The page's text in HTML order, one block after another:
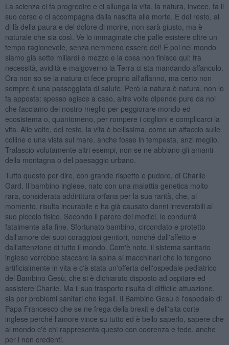
La scienza ci fa progredire e ci allunga la vita, la natura, invece, fa il
suo corso e ci accompagna dalla nascita alla morte. E del resto, al
di là della paura e del dolore di morire, non sarà giusto, ma è
naturale che sia così. Ve lo immaginate che palle esistere oltre un
tempo ragionevole, senza nemmeno essere dei! E poi nel mondo
siamo già sette miliardi e mezzo e la cosa non finisce qui: fra
necessità, avidità e malgoverno la Terra ci sta mandando affanculo.
Ora non so se la natura ci fece proprio all'affanno, ma certo non
sempre è una passeggiata di salute. Però la natura è natura, non lo
fa apposta: spesso agisce a caso, altre volte dipende pure da noi
che facciamo del nostro meglio per peggiorare mondo ed
ecosistema o, quantomeno, per rompere i coglioni e complicarci la
vita. Alle volte, del resto, la vita è bellissima, come un affaccio sulle
colline o una vista sul mare, anche fosse in tempesta, anzi meglio.
Tralascio volutamente altri esempi, non se ne abbiano gli amanti
della montagna o del paesaggio urbano.
Tutto questo per dire, con grande rispetto e pudore, di Charlie
Gard. Il bambino inglese, nato con una malattia genetica molto
rara, considerata addirittura orfana per la sua rarità, che, al
momento, risulta incurabile e ha già causato danni irreversibili al
suo piccolo fisico. Secondo il parere dei medici, lo condurrà
fatalmente alla fine. Sfortunato bambino, circondato e protetto
dall'amore dei suoi coraggiosi genitori, nonché dall'affetto e
dall'attenzione di tutto il mondo. Com'è noto, il sistema sanitario
inglese vorrebbe staccare la spina ai macchinari che lo tengono
artificialmente in vita e c'è stata un'offerta dell'ospedale pediatrico
del Bambino Gesù, che si è dichiarato disposto ad ospitare ed
assistere Charlie. Ma il suo trasporto risulta di difficile attuazione,
sia per problemi sanitari che legali. Il Bambino Gesù è l'ospedale di
Papa Francesco che se ne frega della brexit e dell'alta corte
inglese perché l'amore vince su tutto ed è bello saperlo, sapere che
al mondo c'è chi rappresenta questo con coerenza e fede, anche
per i non credenti.